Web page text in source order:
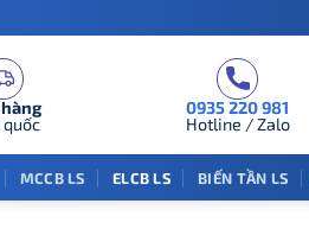
hàng
0935 220 981
Hotline / Zalo
MCCB LS ELCB LS BIẾN TẦN LS